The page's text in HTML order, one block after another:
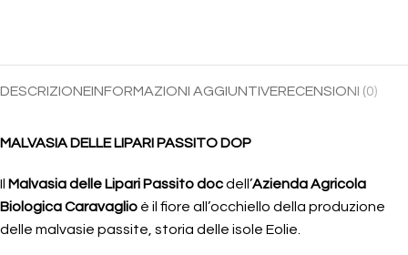
DESCRIZIONEINFORMAZIONI AGGIUNTIVERECENSIONI (0)
MALVASIA DELLE LIPARI PASSITO DOP
Il Malvasia delle Lipari Passito docdell’Azienda Agricola
Biologica Caravaglio è il fiore all’occhiello della produzione
delle malvasie passite, storia delle isole Eolie.